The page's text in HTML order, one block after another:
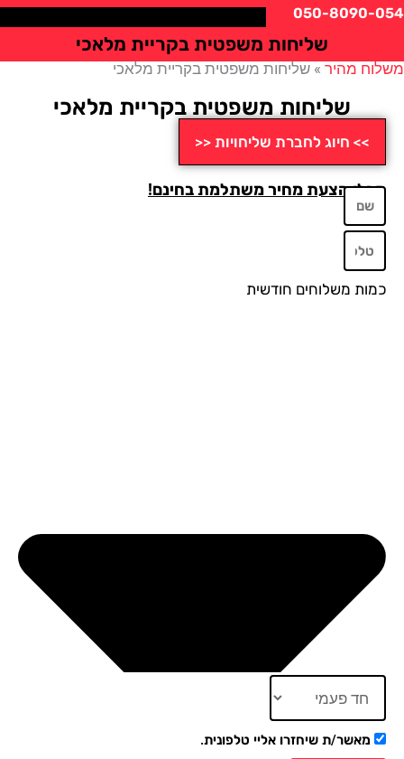
050-
שליחות משפטית בקריית מלאכי
מהיר »שליחות משפטית בקריית מלאכי
שליחות משפטית בקריית מלאכי
>> חיוג לחברת שליחויות <<
הצעת מחיר משתלמת בחינם!
משלוחים חודשית
מאשר/ת שיחזרו אליי טלפונית.